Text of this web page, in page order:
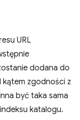
URL
dodana do
kątem zgodności z
być taka sama
katalogu.